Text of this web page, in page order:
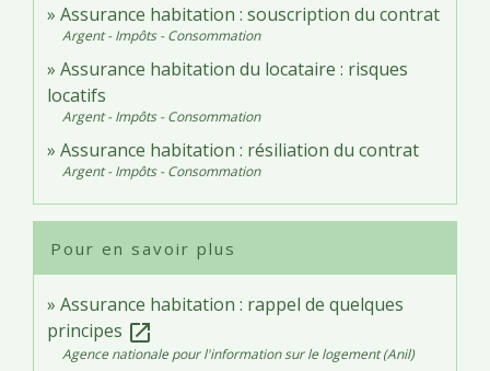
Assurance habitation : souscription du contrat
Argent - Impôts - Consommation
Assurance habitation du locataire : risques
locatifs
Argent - Impôts - Consommation
Assurance habitation : résiliation du contrat
Argent - Impôts - Consommation
Pour en savoir plus
Assurance habitation : rappel de quelques
principes open_in_new
Agence nationale pour l'information sur le logement (Anil)